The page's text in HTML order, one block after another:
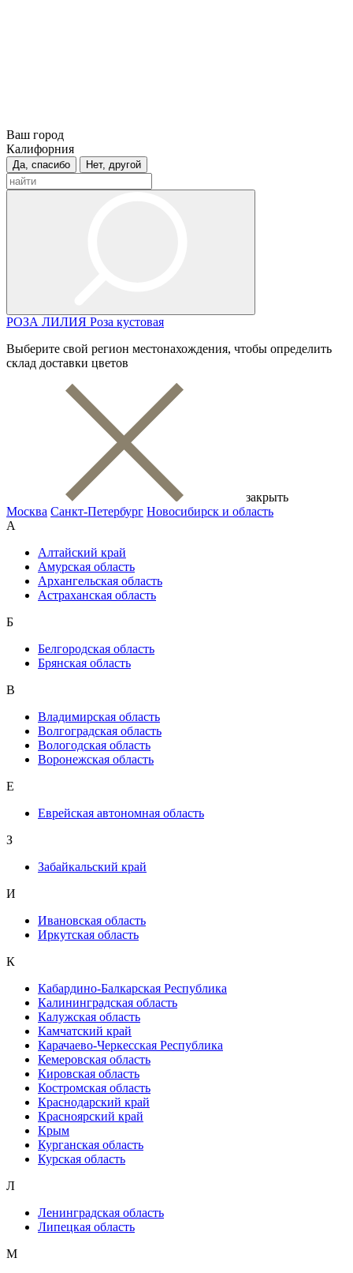
Ваш город
Калифорния
Да, спасибо Нет, другой
РОЗА ЛИЛИЯ Роза кустовая
Выберите свой регион местонахождения, чтобы определить
склад доставки цветов
закрыть
Москва Санкт-Петербург Новосибирск и область
А
Алтайский край
Амурская область
Архангельская область
Астраханская область
Б
Белгородская область
Брянская область
В
Владимирская область
Волгоградская область
Вологодская область
Воронежская область
Е
Еврейская автономная область
З
Забайкальский край
И
Ивановская область
Иркутская область
К
Кабардино-Балкарская Республика
Калининградская область
Калужская область
Камчатский край
Карачаево-Черкесская Республика
Кемеровская область
Кировская область
Костромская область
Краснодарский край
Красноярский край
Крым
Курганская область
Курская область
Л
Ленинградская область
Липецкая область
М